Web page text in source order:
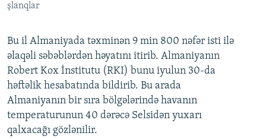
şlanqlar
Bu il Almaniyada təxminən 9 min 800 nəfər isti ilə
əlaqəli səbəblərdən həyatını itirib. Almaniyanın
Robert Kox İnstitutu (RKI) bunu iyulun 30-da
həftəlik hesabatında bildirib. Bu arada
Almaniyanın bir sıra bölgələrində havanın
temperaturunun 40 dərəcə Selsidən yuxarı
qalxacağı gözlənilir.